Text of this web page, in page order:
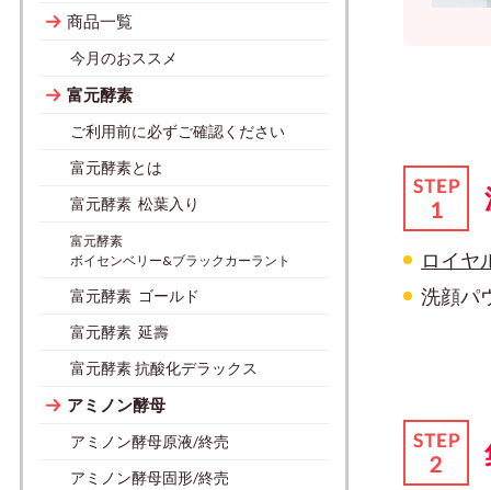
ロイヤ
洗顔パ
商品一覧
今月のおススメ
富元酵素
ご利用前に必ずご確認ください
富元酵素とは
富元酵素 松葉入り
富元酵素
ボイセンベリー&ブラックカーラント
富元酵素 ゴールド
富元酵素 延壽
富元酵素 抗酸化デラックス
アミノン酵母
アミノン酵母原液/終売
アミノン酵母固形/終売